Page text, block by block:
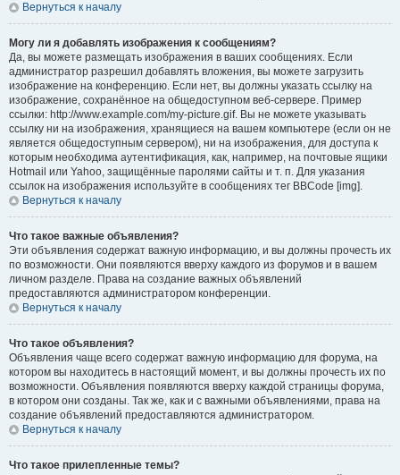
Вернуться к началу
Могу ли я добавлять изображения к сообщениям?
Да, вы можете размещать изображения в ваших сообщениях. Если
администратор разрешил добавлять вложения, вы можете загрузить
изображение на конференцию. Если нет, вы должны указать ссылку на
изображение, сохранённое на общедоступном веб-сервере. Пример
ссылки: http://www.example.com/my-picture.gif. Вы не можете указывать
ссылку ни на изображения, хранящиеся на вашем компьютере (если он не
является общедоступным сервером), ни на изображения, для доступа к
которым необходима аутентификация, как, например, на почтовые ящики
Hotmail или Yahoo, защищённые паролями сайты и т. п. Для указания
ссылок на изображения используйте в сообщениях тег BBCode [img].
Вернуться к началу
Что такое важные объявления?
Эти объявления содержат важную информацию, и вы должны прочесть их
по возможности. Они появляются вверху каждого из форумов и в вашем
личном разделе. Права на создание важных объявлений
предоставляются администратором конференции.
Вернуться к началу
Что такое объявления?
Объявления чаще всего содержат важную информацию для форума, на
котором вы находитесь в настоящий момент, и вы должны прочесть их по
возможности. Объявления появляются вверху каждой страницы форума,
в котором они созданы. Так же, как и с важными объявлениями, права на
создание объявлений предоставляются администратором.
Вернуться к началу
Что такое прилепленные темы?